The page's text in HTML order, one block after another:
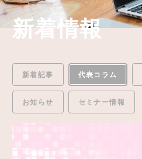
新着(セミナー)情報
代表コラム
業務案内
お問い合わせ
042-649-2385
042-649-2386
新着情報
新着記事 代表コラム
お知らせ セミナー情報